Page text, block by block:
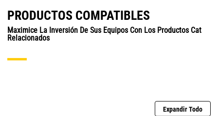
PRODUCTOS COMPATIBLES
Maximice La Inversión De Sus Equipos Con Los Productos Cat
Relacionados
Expandir Todo